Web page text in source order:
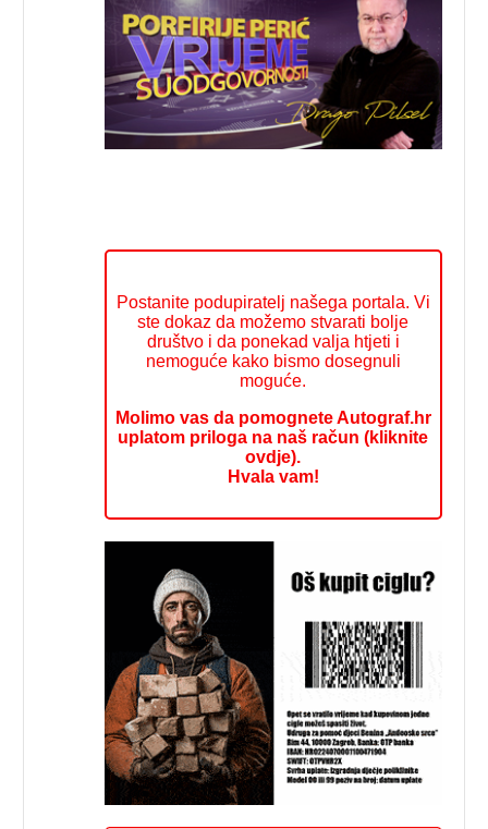
Postanite podupiratelj našega portala. Vi
ste dokaz da možemo stvarati bolje
društvo i da ponekad valja htjeti i
nemoguće kako bismo dosegnuli
moguće.
Molimo vas da pomognete Autograf.hr
uplatom priloga na naš račun (kliknite
ovdje).
Hvala vam!